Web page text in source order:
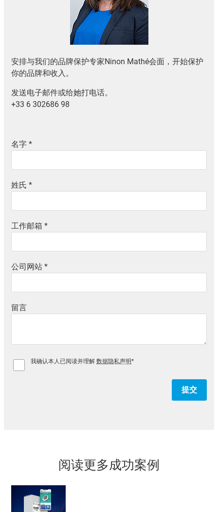
安排与我们的品牌保护专家Ninon Mathé会面，开始保护
你的品牌和收入。
发送电子邮件或给她打电话。
+33 6 302686 98
名字 *
姓氏 *
工作邮箱 *
公司网站 *
留言
我确认本人已阅读并理解 数据隐私声明*
提交
阅读更多成功案例